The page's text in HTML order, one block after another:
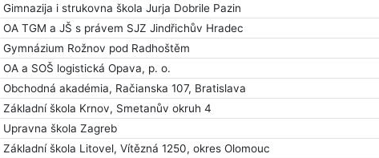
Gimnazija i strukovna škola Jurja Dobrile Pazin
OA TGM a JŠ s právem SJZ Jindřichův Hradec
Gymnázium Rožnov pod Radhoštěm
OA a SOŠ logistická Opava, p. o.
Obchodná akadémia, Račianska 107, Bratislava
Základní škola Krnov, Smetanův okruh 4
Upravna škola Zagreb
Základní škola Litovel, Vítězná 1250, okres Olomouc